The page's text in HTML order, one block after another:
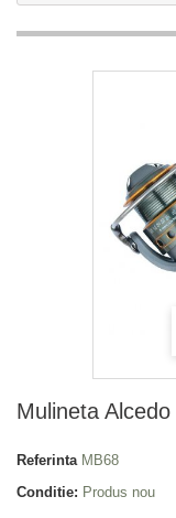
Mulineta
Referinta MB68
Conditie: Produs nou